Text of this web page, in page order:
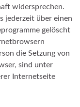
widersprechen.
jederzeit über einen
gelöscht
die Setzung von
sind unter
Internetseite